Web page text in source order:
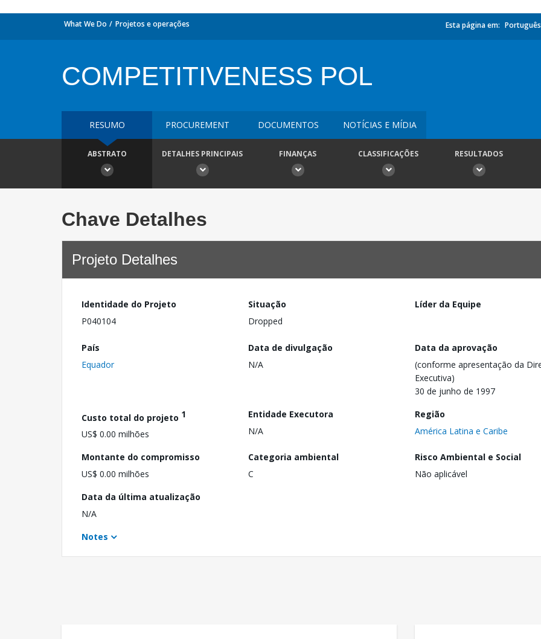
What We Do Projetos e operações Esta página em: Português
COMPETITIVENESS POL
RESUMO PROCUREMENT DOCUMENTOS NOTÍCIAS E MÍDIA
ABSTRATO DETALHES PRINCIPAIS FINANÇAS CLASSIFICAÇÕES RESULTADOS
Chave Detalhes
Projeto Detalhes
Identidade do Projeto
P040104
Situação
Dropped
Líder da Equipe
País
Equador
Data de divulgação
N/A
Data da aprovação
(conforme apresentação da
Executiva)
30 de junho de 1997
Custo total do projeto 1
US$ 0.00 milhões
Entidade Executora
N/A
Região
América Latina e Caribe
Montante do compromisso
US$ 0.00 milhões
Categoria ambiental
C
Risco Ambiental e Social
Não aplicável
Data da última atualização
N/A
Notes